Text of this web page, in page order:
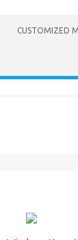
CUSTOMIZED